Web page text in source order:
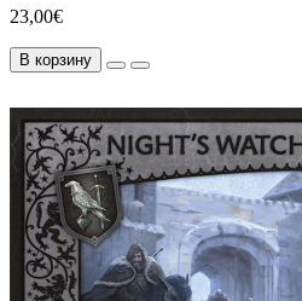
23,00€
В корзину